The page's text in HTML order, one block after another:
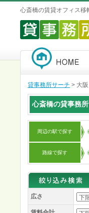
心斎橋の賃貸オフィス移
貸事務所サーチ > 大
心斎橋の貸事務
周辺の駅で探す
路線で探す
広さ